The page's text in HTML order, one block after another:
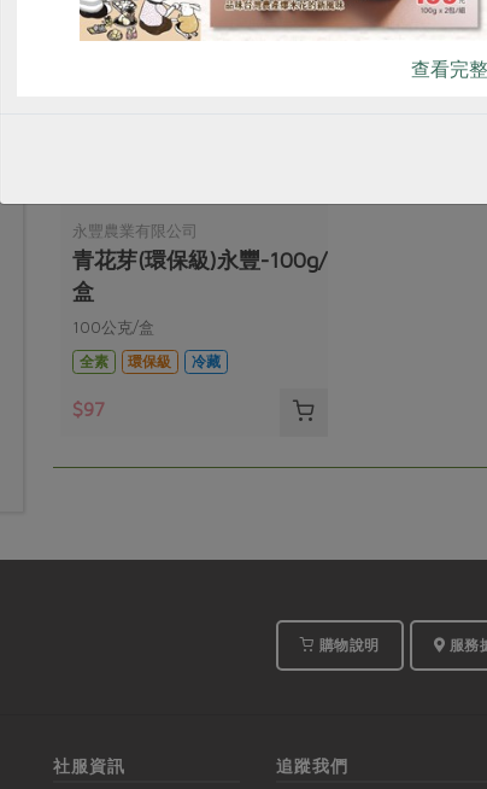
永豐農業有限公司
青花芽(環保級)永豐-100g/
盒
100公克/盒
全素
環保級 冷藏
$97
購物說明 服務
社服資訊 追蹤我們
查看完整